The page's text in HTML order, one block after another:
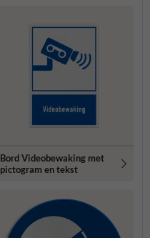
Bord Videobewaking met
pictogram en tekst